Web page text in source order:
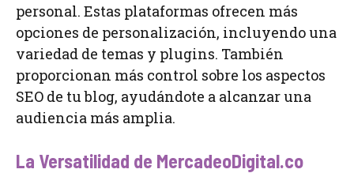
personal. Estas plataformas ofrecen más
opciones de personalización, incluyendo una
variedad de temas y plugins. También
proporcionan más control sobre los aspectos
SEO de tu blog, ayudándote a alcanzar una
audiencia más amplia.
La Versatilidad de MercadeoDigital.co